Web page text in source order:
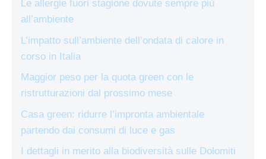
Le allergie fuori stagione dovute sempre più
all’ambiente
L’impatto sull’ambiente dell’ondata di calore in
corso in Italia
Maggior peso per la quota green con le
ristrutturazioni dal prossimo mese
Casa green: ridurre l’impronta ambientale
partendo dai consumi di luce e gas
I dettagli in merito alla biodiversità sulle Dolomiti